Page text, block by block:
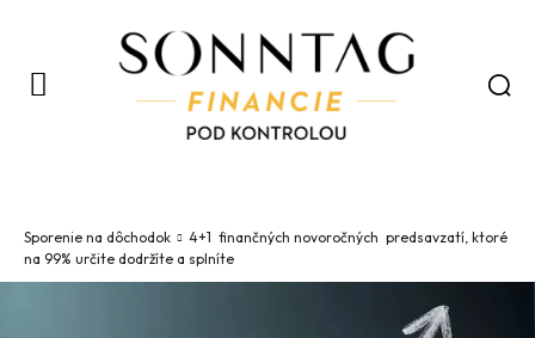
Sporenie na dôchodok
4+1 finančných novoročných predsavzatí, ktoré
na 99% určite dodržíte a splníte